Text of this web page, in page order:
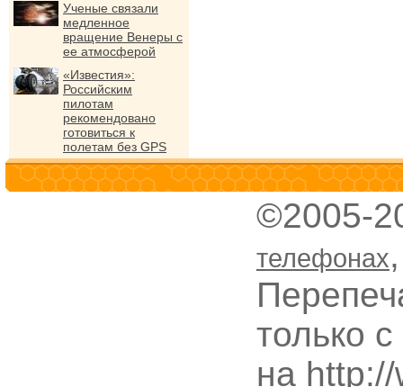
Ученые связали
медленное
вращение Венеры с
ее атмосферой
«Известия»:
Российским
пилотам
рекомендовано
готовиться к
полетам без GPS
©2005-
телефонах
только
на